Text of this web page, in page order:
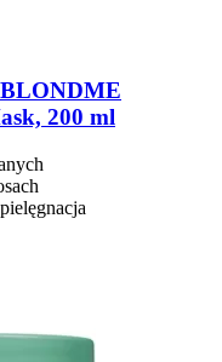
BLONDME
200 ml